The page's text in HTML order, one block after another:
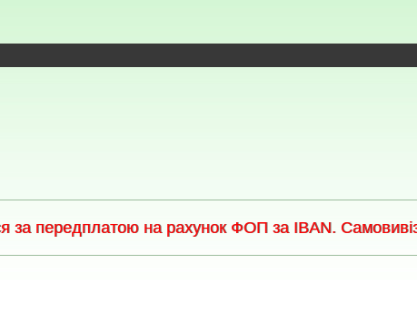
за передплатою на рахунок ФОП за IBAN. Самовивіз